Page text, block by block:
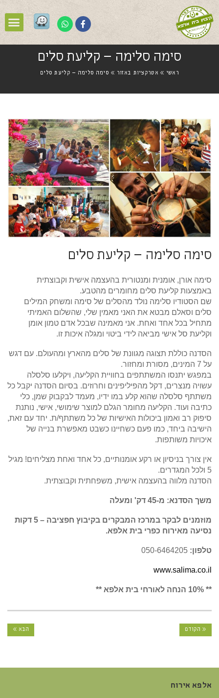
סימה סלימה – קליעת סלים
ראשי » אטרקציות באזור » סימה סלימה – קליעת סלים
סימה סלימה – קליעת סלים
סימה אורן, אומנית ומנטורית בהעצמה אישית וקבוצתית
באמצעות קליעת סלים מחומרים מהטבע.
שם הסטודיו סלימה נולד מהסלים של סימה ומשחק המילים
סלים וסאלם מבטא את האני מאמין שלי, שהשלום האמיתי
מתחיל בכל אחד ואחת. אני מאמינה שבכל אדם טמון אומן
וקליעת סל אישי מביאה לידי ביטוי ומגלה איכות זו.
הסדנה כוללת תצוגה מגוונת של סלים מהארץ ומהעולם. עם דגש
על 7 המינים, מסורת ומחזור.
במפגש יתנסו המשתתפים בחוויית הקליעה, ויקלעו סלסלה
עשויה מנצרים, דקל מהפיליפינים וחרוזים. בסיום הסדנה יקבל כל
משתתף סלסלה שהוא קלע במו ידיו, מעמד לבקבוק שמן, כלי
כתיבה ועוד. הקליעה מחומר הגלם למוצר שימושי, אישי, נותנת
סיפוק רב ואמון ביכולות האישיות של כל משתתף/ת. יחד עם זאת,
הישיבה ביחד, כמו פעם כשחיינו כשבט מאפשרת בנייה של
איכויות משותפות.
אין צורך בניסיון או רקע אומנותיים, כל אחד ואחת מצליחים! מגיל
5 ולכל המגדרים.
הסדנה מלווה בהעצמה אישית, משפחתית וקבוצתית.
משך הסדנא: מ-45 דק' ומעלה
מוזמנים לבקר במרכז המבקרים בקיבוץ חפציבה – 5 דקות
נסיעה מאירוח כפרי בית אלפא.
טלפון:
www.salima.co.il
** 10% הנחה לאורחי בית אלפא **
« הקודם הבא »
אלפא אירוח